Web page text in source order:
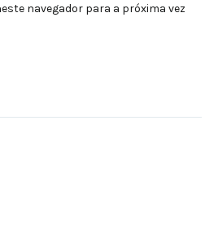
navegador para a próxima vez